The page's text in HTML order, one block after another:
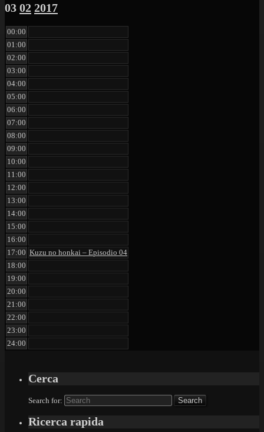
03 02 2017
00:00
01:00
02:00
03:00
04:00
05:00
06:00
07:00
08:00
09:00
10:00
11:00
12:00
13:00
14:00
15:00
16:00
17:00 Kuzu no honkai – Episodio 04
18:00
19:00
20:00
21:00
22:00
23:00
24:00
Cerca
Search for:
Ricerca rapida